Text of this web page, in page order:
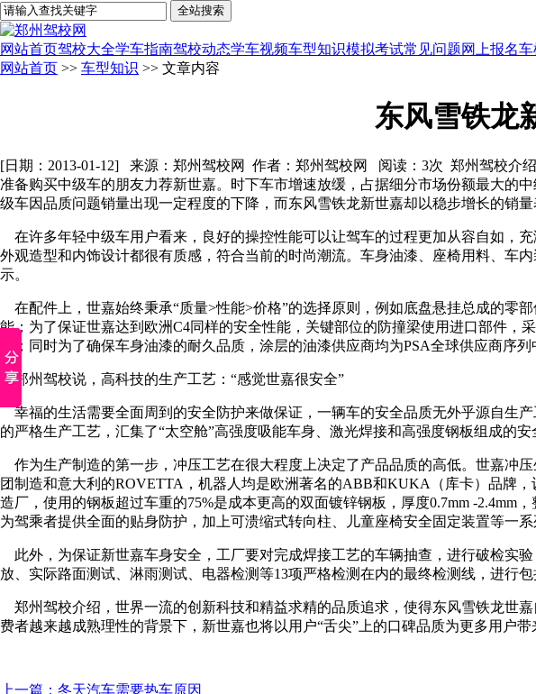
网站首页驾校大全学车指南驾校动态学车视频车型知识模拟考试常见问题网上报名车
网站首页 >> 车型知识 >> 文章内容
东风雪铁龙
[日期：2013-01-12] 来源：郑州驾校网 作者：郑州驾校网 阅读： 3次 郑州驾校介
准备购买中级车的朋友力荐新世嘉。时下车市增速放缓，占据细分市场份额最大的
级车因品质问题销量出现一定程度的下降，而东风雪铁龙新世嘉却以稳步增长的销
在许多年轻中级车用户看来，良好的操控性能可以让驾车的过程更加从容自如，
外观造型和内饰设计都很有质感，符合当前的时尚潮流。车身油漆、座椅用料、车
示。
在配件上，世嘉始终秉承“质量>性能>价格”的选择原则，例如底盘悬挂总成的零
能；为了保证世嘉达到欧洲C4同样的安全性能，关键部位的防撞梁使用进口部件，
倍；同时为了确保车身油漆的耐久品质，涂层的油漆供应商均为PSA全球供应商序列
郑州驾校说，高科技的生产工艺：“感觉世嘉很安全”
幸福的生活需要全面周到的安全防护来做保证，一辆车的安全品质无外乎源自生
的严格生产工艺，汇集了“太空舱”高强度吸能车身、激光焊接和高强度钢板组成的
作为生产制造的第一步，冲压工艺在很大程度上决定了产品品质的高低。世嘉冲
团制造和意大利的ROVETTA，机器人均是欧洲著名的ABB和KUKA（库卡）品牌
造厂，使用的钢板超过车重的75%是成本更高的双面镀锌钢板，厚度0.7mm -
为驾乘者提供全面的贴身防护，加上可溃缩式转向柱、儿童座椅安全固定装置等一
此外，为保证新世嘉车身安全，工厂要对完成焊接工艺的车辆抽查，进行破检实
放、实际路面测试、淋雨测试、电器检测等13项严格检测在内的最终检测线，进行
郑州驾校介绍，世界一流的创新科技和精益求精的品质追求，使得东风雪铁龙世
费者越来越成熟理性的背景下，新世嘉也将以用户“舌尖”上的口碑品质为更多用户带
上一篇：冬天汽车需要热车原因